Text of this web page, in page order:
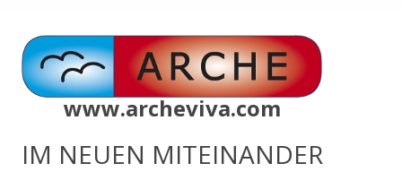
www.archeviva.com
IM NEUEN MITEINANDER